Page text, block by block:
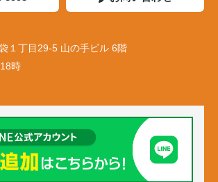
１丁目29-5 山の手ビル 6階
時